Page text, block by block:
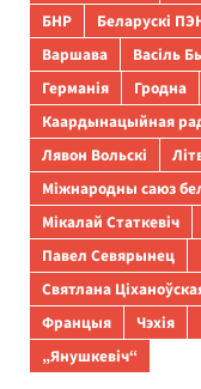
БНР
Беларускі
Варшава
Васіль
Германія
Гродна
Каардынацыйная
Лявон Вольскі
Міжнародны саюз
Мікалай Статкевіч
Павел Севярынец
Святлана
Францыя
Чэхія
„Янушкевіч“